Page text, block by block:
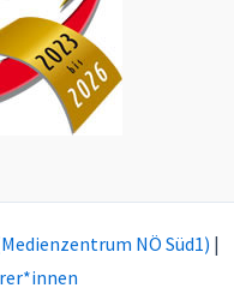
NÖ Süd1) |